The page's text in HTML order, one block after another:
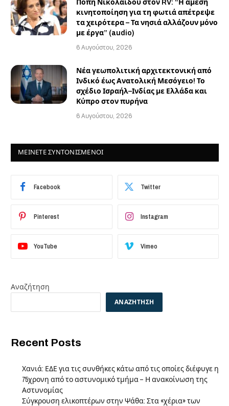
Πόπη Νικολαΐδου στον RV: “Η άμεση
κινητοποίηση για τη φωτιά απέτρεψε
τα χειρότερα – Τα νησιά αλλάζουν μόνο
με έργα” (audio)
6 Αυγούστου, 2026
Νέα γεωπολιτική αρχιτεκτονική από
Ινδικό έως Ανατολική Μεσόγειο! Το
σχέδιο Ισραήλ–Ινδίας με Ελλάδα και
Κύπρο στον πυρήνα
6 Αυγούστου, 2026
ΜΕΙΝΕΤΕ ΣΥΝΤΟΝΙΣΜΕΝΟΙ
Facebook Twitter
Pinterest Instagram
YouTube Vimeo
Αναζήτηση
ΑΝΑΖΉΤΗΣΗ
Recent Posts
Χανιά: ΕΔΕ για τις συνθήκες κάτω από τις οποίες διέφυγε η
75χρονη από το αστυνομικό τμήμα – Η ανακοίνωση της
Αστυνομίας
Σύγκρουση ελικοπτέρων στην Ψάθα: Στα «χέρια» των